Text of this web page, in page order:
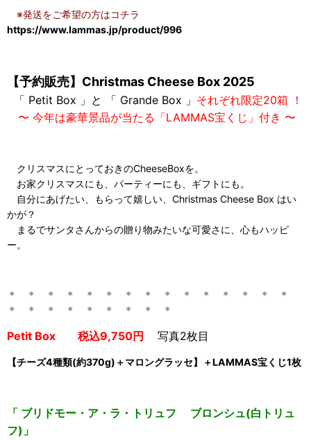
※発送をご希望の方はコチラ
https://www.lammas.jp/product/996
【予約販売】Christmas Cheese Box 2025
「 Petit Box 」 と 「 Grande Box 」 それぞれ限定20箱 ！
〜 今年は豪華景品が当たる「LAMMAS宝くじ」付き 〜
クリスマスにとっておきのCheeseBoxを。
お家クリスマスにも、パーティーにも、ギフトにも。
自分にあげたい、もらって嬉しい、Christmas Cheese Box はい
かが？
まるでサンタさんからの贈り物みたいな可愛さに、心もハッピ
ー。
＊ ＊ ＊ ＊ ＊ ＊ ＊ ＊ ＊ ＊ ＊ ＊ ＊ ＊ ＊
＊ ＊ ＊
＊ ＊ ＊ ＊ ＊ ＊
Petit Box 税込9,750円 写真2枚目
【チーズ4種類(約370g)＋マロングラッセ】＋LAMMAS宝くじ1枚
「 ブリドモー・ア・ラ・トリュフ ブロンシュ(白トリュ
フ)」